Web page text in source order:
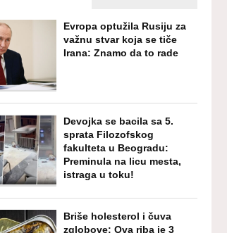
Evropa optužila Rusiju za
važnu stvar koja se tiče
Irana: Znamo da to rade
Devojka se bacila sa 5.
sprata Filozofskog
fakulteta u Beogradu:
Preminula na licu mesta,
istraga u toku!
Briše holesterol i čuva
zglobove: Ova riba je 3